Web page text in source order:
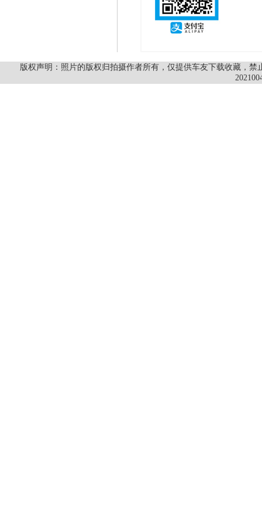
版权声明：照片的版权归拍摄作者所有，仅提供车友下载收藏，